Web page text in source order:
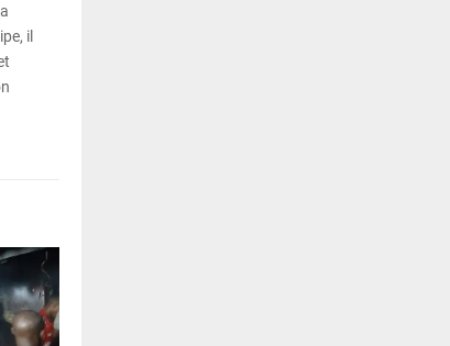
il